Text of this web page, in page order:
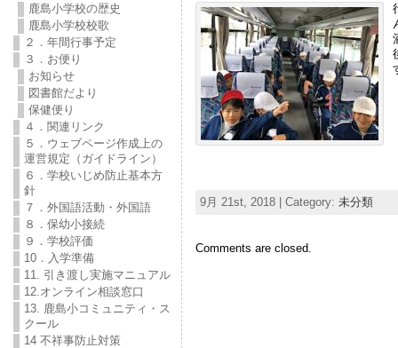
鹿島小学校の歴史
鹿島小学校校歌
２．年間行事予定
３．お便り
お知らせ
図書館だより
保健便り
４．関連リンク
５．ウェブページ作成上の
運営規定（ガイドライン）
６．学校いじめ防止基本方
針
７．外国語活動・外国語
８．保幼小接続
９．学校評価
10．入学準備
11. 引き渡し実施マニュアル
12.オンライン相談窓口
13. 鹿島小コミュニティ・ス
クール
14 不祥事防止対策
9月 21st, 2018 | Category: 未分類
Comments are closed.